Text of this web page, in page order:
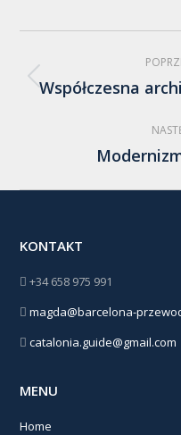
Nawigacja
albumu
Współczesna
KONTAKT
+34 658 975 991
magda@barcelona-
catalonia.guide@gmail.com
MENU
Home